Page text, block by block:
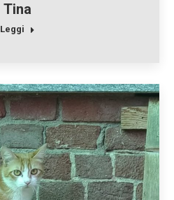
Tina
Leggi